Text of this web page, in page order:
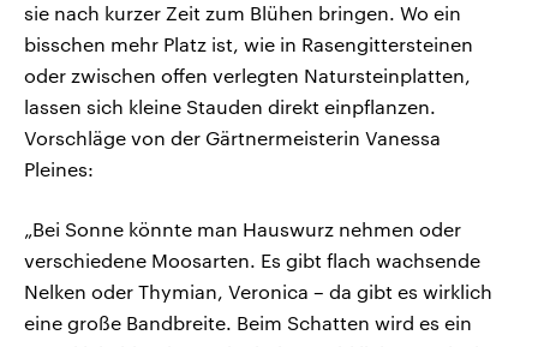
sie nach kurzer Zeit zum Blühen bringen. Wo ein
bisschen mehr Platz ist, wie in Rasengittersteinen
oder zwischen offen verlegten Natursteinplatten,
lassen sich kleine Stauden direkt einpflanzen.
Vorschläge von der Gärtnermeisterin Vanessa
Pleines:
„Bei Sonne könnte man Hauswurz nehmen oder
verschiedene Moosarten. Es gibt flach wachsende
Nelken oder Thymian, Veronica – da gibt es wirklich
eine große Bandbreite. Beim Schatten wird es ein